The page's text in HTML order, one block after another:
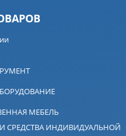
МЕБЕЛЬ
СРЕДСТВА ИНДИВИДУАЛЬНОЙ